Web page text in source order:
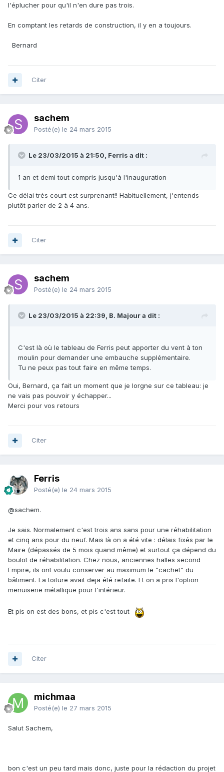
l'éplucher pour qu'il n'en dure pas trois.
En comptant les retards de construction, il y en a toujours.
Bernard
Citer
sachem
Posté(e) le 24 mars 2015
Le 23/03/2015 à 21:50, Ferris a dit :
1 an et demi tout compris jusqu'à l'inauguration
Ce délai très court est surprenant!! Habituellement, j'entends
plutôt parler de 2 à 4 ans.
Citer
sachem
Posté(e) le 24 mars 2015
Le 23/03/2015 à 22:39, B. Majour a dit :
C'est là où le tableau de Ferris peut apporter du vent à ton
moulin pour demander une embauche supplémentaire.
Tu ne peux pas tout faire en même temps.
Oui, Bernard, ça fait un moment que je lorgne sur ce tableau: je
ne vais pas pouvoir y échapper...
Merci pour vos retours
Citer
Ferris
Posté(e) le 24 mars 2015
@sachem.
Je sais. Normalement c'est trois ans sans pour une réhabilitation
et cinq ans pour du neuf. Mais là on a été vite : délais fixés par le
Maire (dépassés de 5 mois quand même) et surtout ça dépend du
boulot de réhabilitation. Chez nous, anciennes halles second
Empire, ils ont voulu conserver au maximum le "cachet" du
bâtiment. La toiture avait deja été refaite. Et on a pris l'option
menuiserie métallique pour l'intérieur.
Et pis on est des bons, et pis c'est tout
Citer
michmaa
Posté(e) le 27 mars 2015
Salut Sachem,
bon c'est un peu tard mais donc, juste pour la rédaction du projet